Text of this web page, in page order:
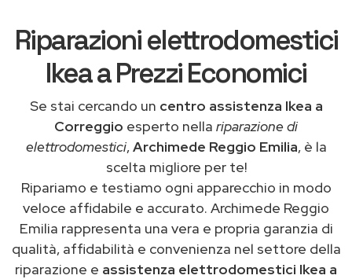
Riparazioni elettrodomestici
Ikea a Prezzi Economici
Se stai cercando un centro assistenza Ikea a
Correggio esperto nella riparazione di
elettrodomestici,Archimede Reggio Emilia, è la
scelta migliore per te!
Ripariamo e testiamo ogni apparecchio in modo
veloce affidabile e accurato. Archimede Reggio
Emilia rappresenta una vera e propria garanzia di
qualità, affidabilità e convenienza nel settore della
riparazione e assistenza elettrodomestici Ikea a